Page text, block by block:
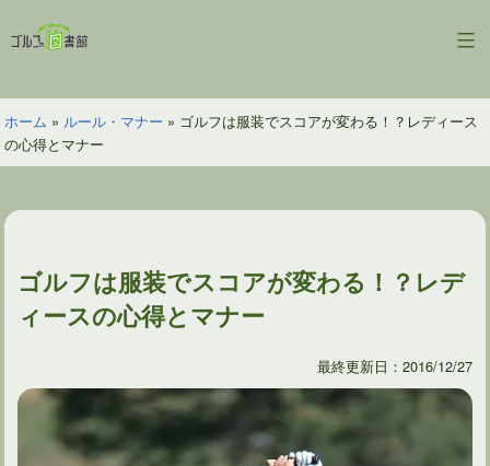
ン
ツ
へ
ス
ッ
ゴ
フ
の
図
ホーム » ルール・マナー » ゴルフは服装でスコアが変わる！？レディース
の心得とマナー
ゴルフは服装でスコアが変わる！？レデ
ィースの心得とマナー
最終更新日：2016/12/27